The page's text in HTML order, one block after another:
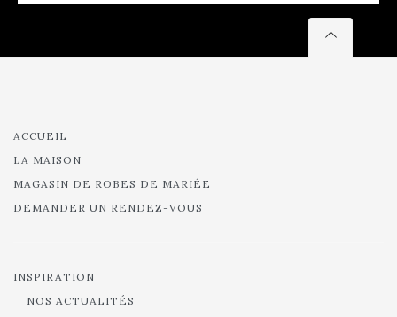
ACCUEIL
LA MAISON
MAGASIN DE ROBES DE MARIÉE
DEMANDER UN RENDEZ-VOUS
INSPIRATION
NOS ACTUALITÉS